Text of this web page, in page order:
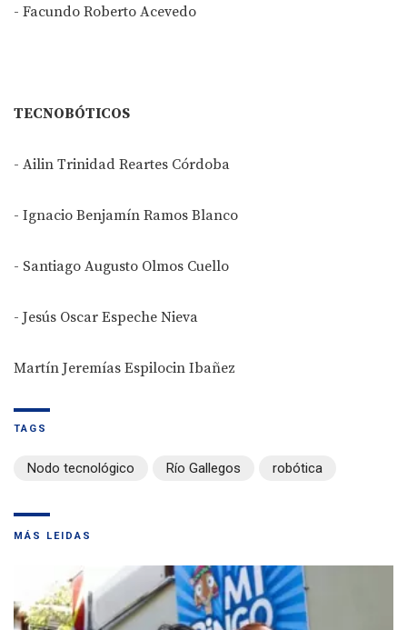
- Facundo Roberto Acevedo
TECNOBÓTICOS
- Ailin Trinidad Reartes Córdoba
- Ignacio Benjamín Ramos Blanco
- Santiago Augusto Olmos Cuello
- Jesús Oscar Espeche Nieva
Martín Jeremías Espilocin Ibañez
TAGS
Nodo tecnológico Río Gallegos robótica
MÁS LEIDAS